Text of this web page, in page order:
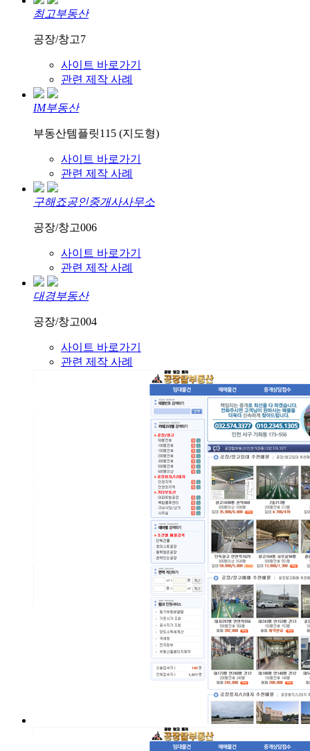
최고부동산
공장/창고7
사이트 바로가기
관련 제작 사례
IM부동산
부동산템플릿115 (지도형)
사이트 바로가기
관련 제작 사례
구해죠공인중개사사무소
공장/창고006
사이트 바로가기
관련 제작 사례
대경부동산
공장/창고004
사이트 바로가기
관련 제작 사례